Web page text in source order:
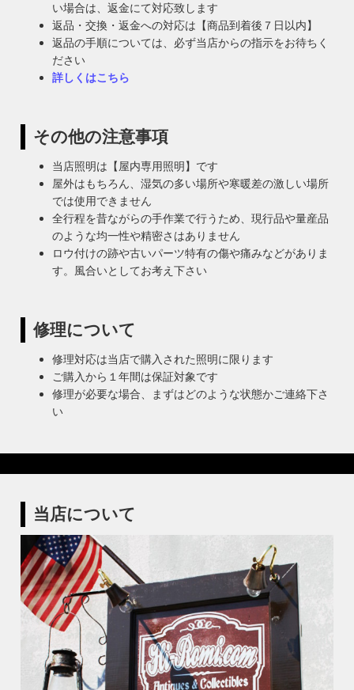
い場合は、返金にて対応致します
返品・交換・返金への対応は【商品到着後７日以内】
返品の手順については、必ず当店からの指示をお待ちく
ださい
詳しくはこちら
その他の注意事項
当店照明は【屋内専用照明】です
屋外はもちろん、湿気の多い場所や寒暖差の激しい場所
では使用できません
全行程を昔ながらの手作業で行うため、現行品や量産品
のような均一性や精密さはありません
ロウ付けの跡や古いパーツ特有の傷や痛みなどがありま
す。風合いとしてお考え下さい
修理について
修理対応は当店で購入された照明に限ります
ご購入から１年間は保証対象です
修理が必要な場合、まずはどのような状態かご連絡下さ
い
当店について